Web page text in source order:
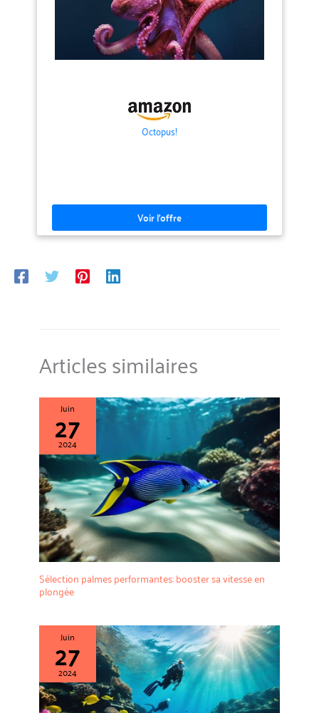
Octopus!
Articles similaires
Juin
27
2024
Sélection palmes performantes: booster sa vitesse en
plongée
Juin
27
2024